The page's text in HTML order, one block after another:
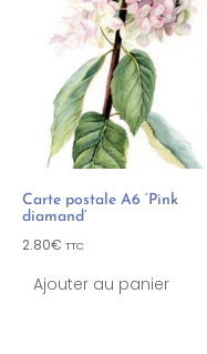
Carte postale A6 ‘Pink
diamand’
2.80€ TTC
Ajouter au panier